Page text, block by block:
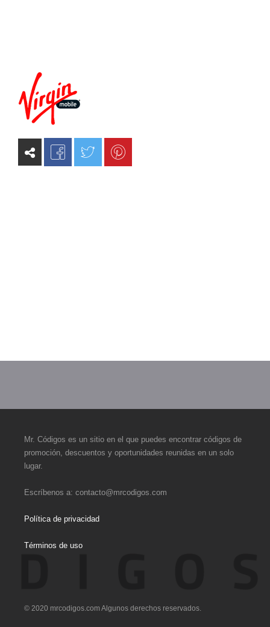
Mr. Códigos es un sitio en el que puedes encontrar códigos de
promoción, descuentos y oportunidades reunidas en un solo
lugar.
Escríbenos a: contacto@mrcodigos.com
Política de privacidad
Términos de uso
© 2020 mrcodigos.com Algunos derechos reservados.